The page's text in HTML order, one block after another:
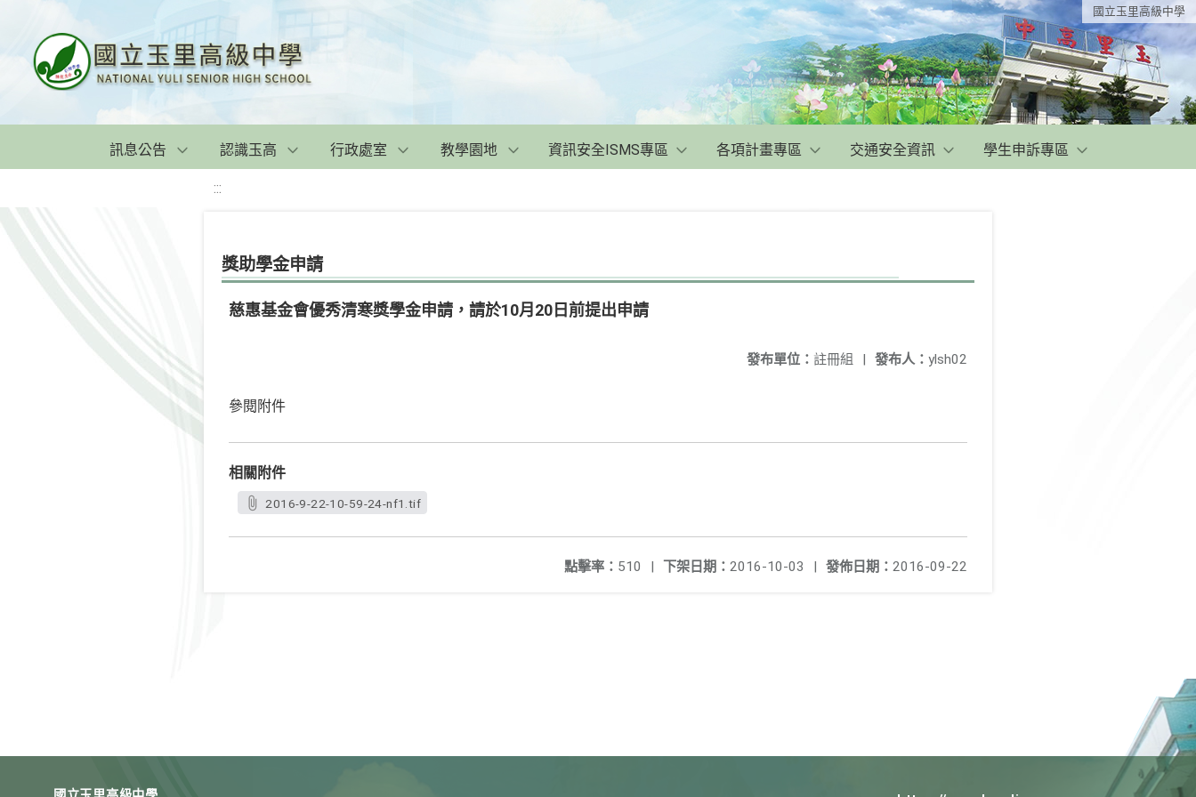
國立玉里高級中學
訊息公告 認識玉高 行政處室 教學園地 資訊安全ISMS專區 各項計畫專區 交通安全資訊 學生申訴專區
:::
獎助學金申請
慈惠基金會優秀清寒獎學金申請，請於10月20日前提出申請
發布人： ylsh02
發布單位： 註冊組 |
參閱附件
相關附件
2016-9-22-10-59-24-nf1.tif
發佈日期： 2016-09-22
下架日期： 2016-10-03 |
點擊率： 510 |